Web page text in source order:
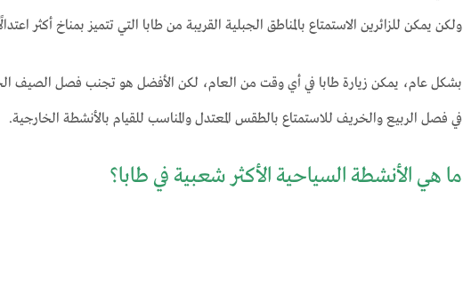
ولكن يمكن للزائرين الاستمتاع بالمناطق الجبلية القريبة من طابا التي تتميز بمناخ أكثر
بشكل عام، يمكن زيارة طابا في أي وقت من العام، لكن الأفضل هو تجنب فصل الصيف
في فصل الربيع والخريف للاستمتاع بالطقس المعتدل والمناسب للقيام بالأنشطة الخارجية.
ما هي الأنشطة السياحية الأكثر شعبية في طابا؟